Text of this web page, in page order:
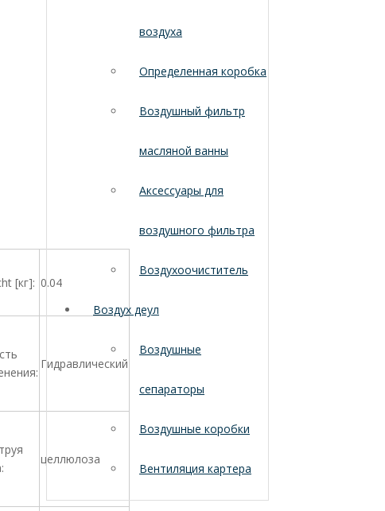
[кг]: 0.04
Гидравлический
целлюлоза
воздуха
Определенная коробка
Воздушный фильтр
масляной ванны
Аксессуары для
воздушного фильтра
Воздухоочиститель
Воздух деул
Воздушные
сепараторы
Воздушные коробки
Вентиляция картера